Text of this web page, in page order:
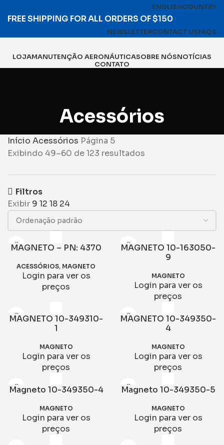
ENGLISHCOUNTRY
FREE SHIPPING FOR ALL ORDERS OF $150
NEWSLETTERCONTACT USFAQS
LOJAMANUTENÇÃO AERONÁUTICASOBRE NÓSNOTÍCIAS
CONTATO
Entrar / RegistrarAcessórios
Início Acessórios Página 5
Exibindo 49–60 de 123 resultados
Filtros
Exibir 9 12 18 24
MAGNETO – PN: 4370
ACESSÓRIOS, MAGNETO
Login para ver os
preços
MAGNETO 10-163050-
9
MAGNETO
Login para ver os
preços
MAGNETO 10-349310-
1
MAGNETO
Login para ver os
preços
MAGNETO 10-349350-
4
MAGNETO
Login para ver os
preços
Magneto 10-349350-4
MAGNETO
Login para ver os
preços
Magneto 10-349350-5
MAGNETO
Login para ver os
preços